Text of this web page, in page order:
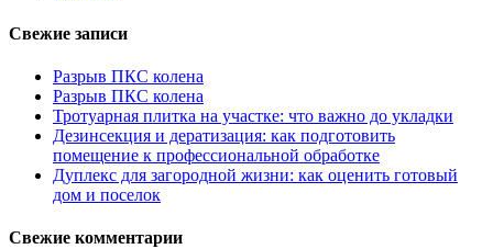
Свежие записи
Разрыв ПКС колена
Разрыв ПКС колена
Тротуарная плитка на участке: что важно до укладки
Дезинсекция и дератизация: как подготовить
помещение к профессиональной обработке
Дуплекс для загородной жизни: как оценить готовый
дом и поселок
Свежие комментарии